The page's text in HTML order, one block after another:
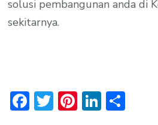
solusi pembangunan anda di
sekitarnya.
Facebook
Twitter
Pinterest